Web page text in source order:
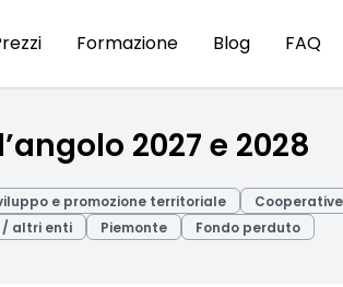
Formazione Blog FAQ
2027 e 2028
e promozione territoriale
/ altri enti Piemonte Fondo perduto